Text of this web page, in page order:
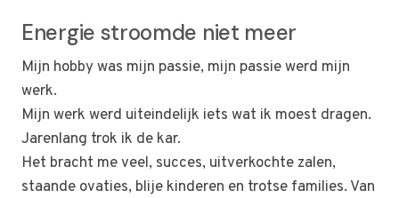
Energie stroomde niet meer
Mijn hobby was mijn passie, mijn passie werd mijn
werk.
Mijn werk werd uiteindelijk iets wat ik moest dragen.
Jarenlang trok ik de kar.
Het bracht me veel, succes, uitverkochte zalen,
staande ovaties, blije kinderen en trotse families. Van